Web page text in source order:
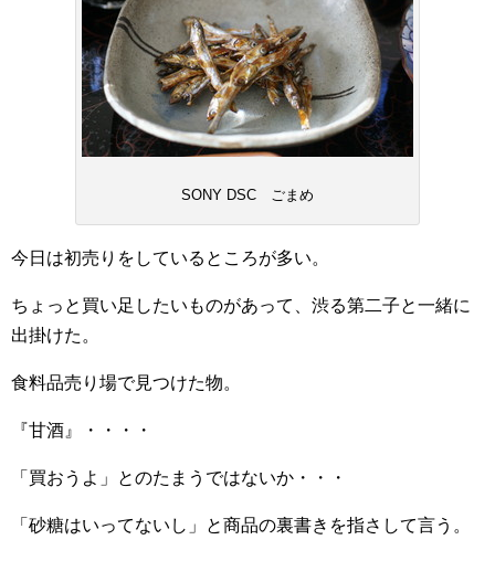
SONY DSC ごまめ
今日は初売りをしているところが多い。
ちょっと買い足したいものがあって、渋る第二子と一緒に
出掛けた。
食料品売り場で見つけた物。
『甘酒』・・・・
「買おうよ」とのたまうではないか・・・
「砂糖はいってないし」と商品の裏書きを指さして言う。